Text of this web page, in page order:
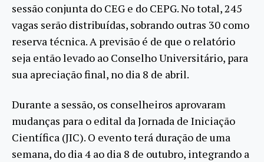
sessão conjunta do CEG e do CEPG. No total, 245
vagas serão distribuídas, sobrando outras 30 como
reserva técnica. A previsão é de que o relatório
seja então levado ao Conselho Universitário, para
sua apreciação final, no dia 8 de abril.
Durante a sessão, os conselheiros aprovaram
mudanças para o edital da Jornada de Iniciação
Científica (JIC). O evento terá duração de uma
semana, do dia 4 ao dia 8 de outubro, integrando a